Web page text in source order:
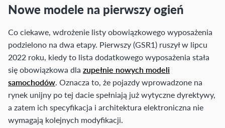
Nowe modele na pierwszy ogień
Co ciekawe, wdrożenie listy obowiązkowego wyposażenia
podzielono na dwa etapy. Pierwszy (GSR1) ruszył w lipcu
2022 roku, kiedy to lista dodatkowego wyposażenia stała
się obowiązkowa dla zupełnie nowych modeli
samochodów. Oznacza to, że pojazdy wprowadzone na
rynek unijny po tej dacie spełniają już wytyczne dyrektywy,
a zatem ich specyfikacja i architektura elektroniczna nie
wymagają kolejnych modyfikacji.